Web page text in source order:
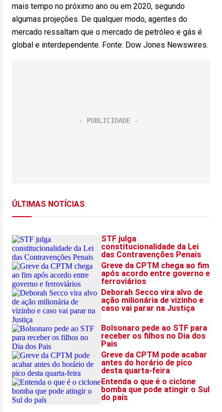
mais tempo no próximo ano ou em 2020, segundo
algumas projeções. De qualquer modo, agentes do
mercado ressaltam que o mercado de petróleo e gás é
global e interdependente. Fonte: Dow Jones Newswires.